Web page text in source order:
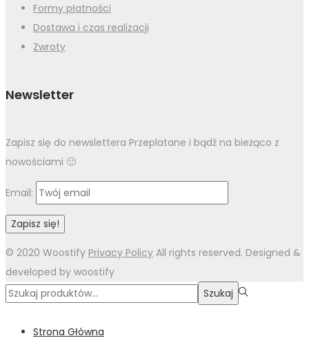
Formy płatności
Dostawa i czas realizacji
Zwroty
Newsletter
Zapisz się do newslettera Przeplatane i bądź na bieżąco z
nowościami 🙂
Email:
© 2020 Woostify Privacy Policy All rights reserved. Designed &
developed by woostify
Szukaj:>
Szukaj
Strona Główna